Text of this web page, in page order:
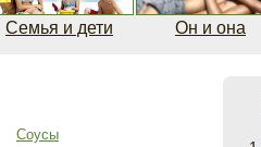
Семья и дети Он и она
Соусы